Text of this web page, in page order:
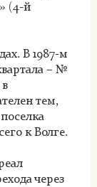
(4-й
В 1987-м
– №
тем,
к Волге.
через